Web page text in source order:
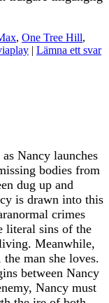
, One Tree Hill,
| Lämna ett svar
Nancy launches
bodies from
dug up and
is drawn into this
crimes
literal sins of the
Meanwhile,
man she loves.
between Nancy
Nancy must